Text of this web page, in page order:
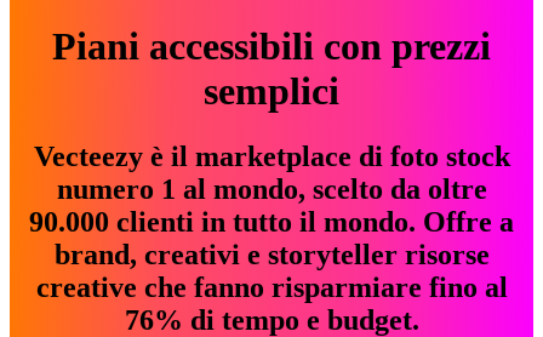
Piani accessibili con prezzi
semplici
Vecteezy è il marketplace di foto stock
numero 1 al mondo, scelto da oltre
90.000 clienti in tutto il mondo. Offre a
brand, creativi e storyteller risorse
creative che fanno risparmiare fino al
76% di tempo e budget.